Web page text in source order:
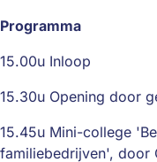
Programma
15.00u Inloop
15.30u Opening door
15.45u Mini-college
familiebedrijven', door